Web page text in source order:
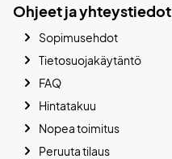
Ohjeet ja yhteystiedot
Sopimusehdot
Tietosuojakäytäntö
FAQ
Hintatakuu
Nopea toimitus
Peruuta tilaus